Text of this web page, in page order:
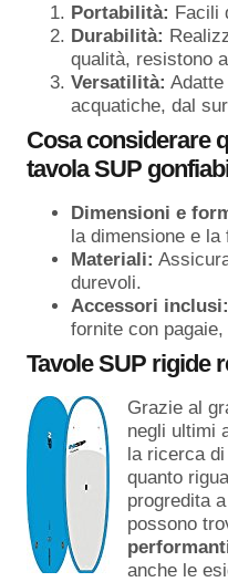
Portabilità: Facili
Durabilità:
qualità, resistono
Versatilità:
acquatiche, dal
Cosa considerare
tavola SUP
Dimensioni e
la dimensione e la
Materiali:
durevoli.
Accessori inclusi:
fornite con
Tavole SUP rigide
Grazie al
negli ultimi
la ricerca
quanto
progredita
possono
anche le